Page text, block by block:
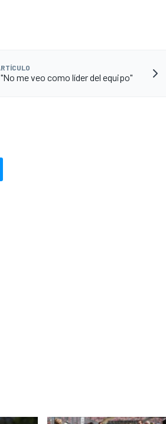
me veo como líder del equipo"